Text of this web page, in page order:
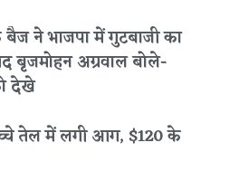
ने भाजपा में गुटबाजी का
बृजमोहन अग्रवाल बोले-
देखे
तेल में लगी आग, $120 के